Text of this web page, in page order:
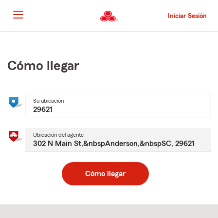
al
contenido
principal
Iniciar Sesión
principal
Cómo llegar
Su ubicación
Ubicación del agente
Cómo llegar
to